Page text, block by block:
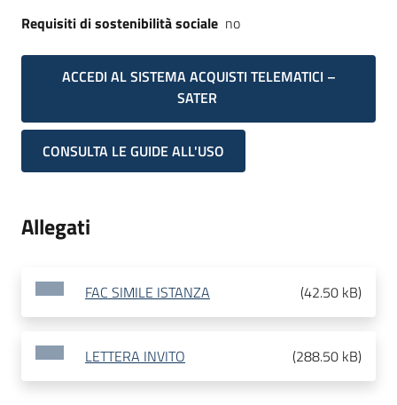
Requisiti di sostenibilità sociale no
ACCEDI AL SISTEMA ACQUISTI TELEMATICI –
SATER
CONSULTA LE GUIDE ALL'USO
Allegati
FAC SIMILE ISTANZA (42.50 kB)
LETTERA INVITO (288.50 kB)